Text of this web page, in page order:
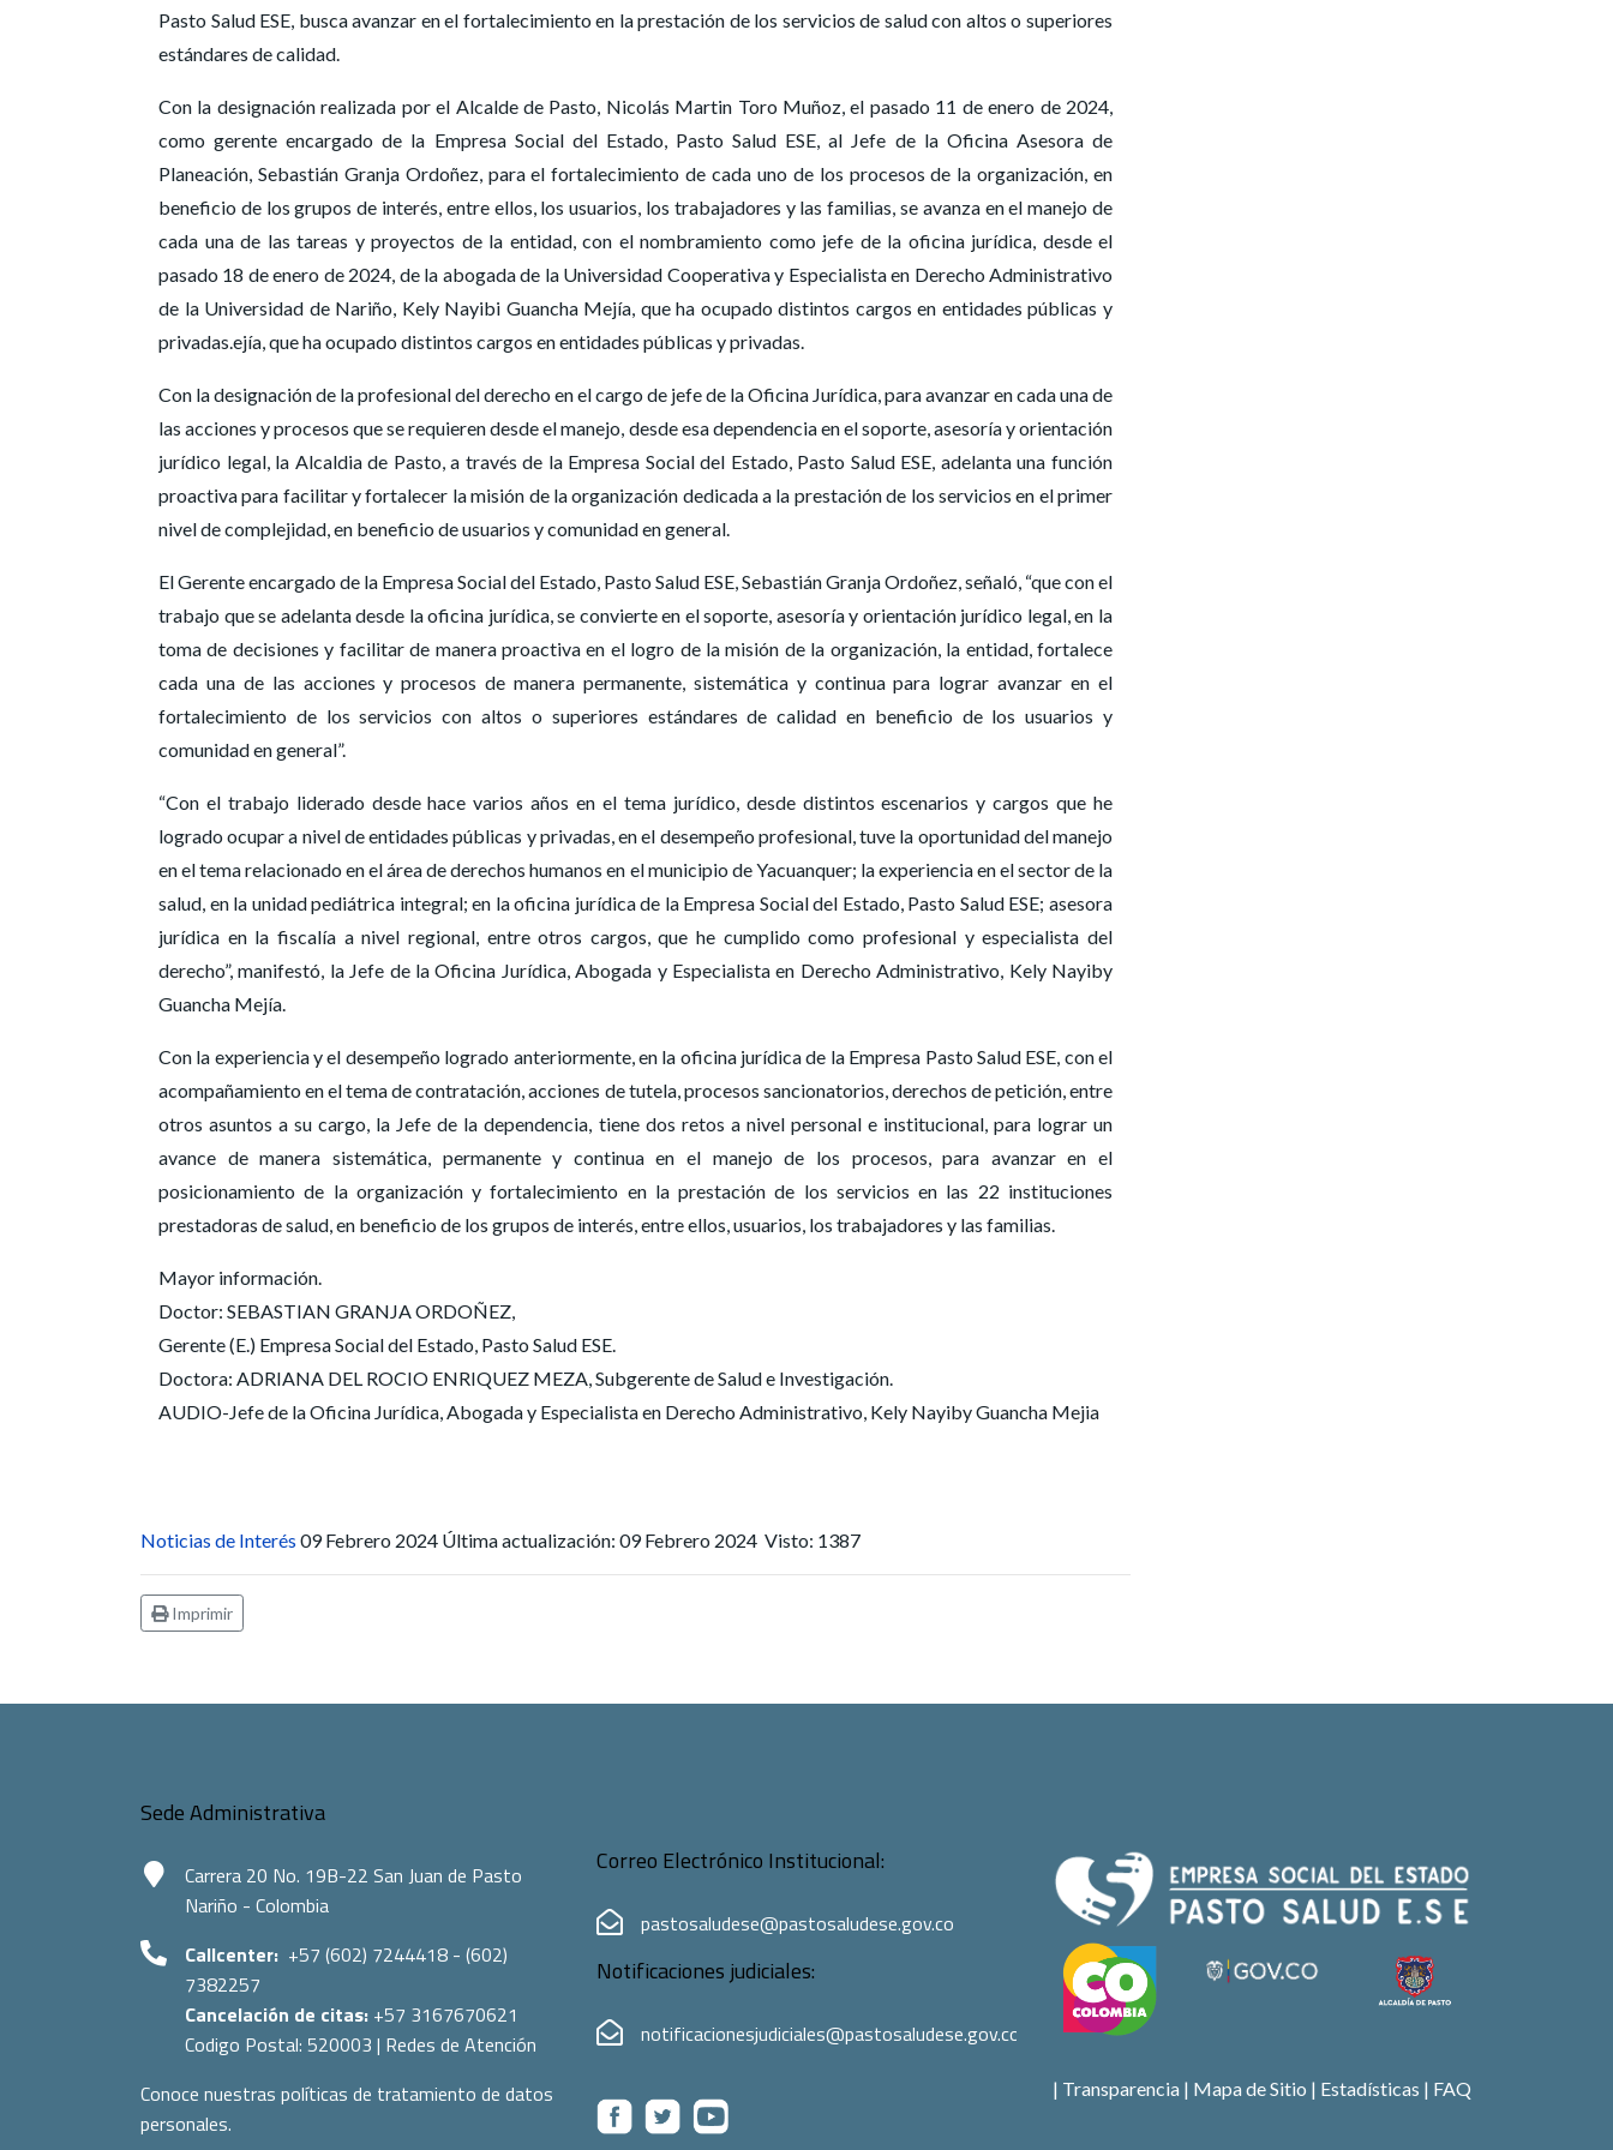
Pasto Salud ESE, busca avanzar en el fortalecimiento en la prestación de los servicios de salud con altos o superiores
estándares de calidad.
Con la designación realizada por el Alcalde de Pasto, Nicolás Martin Toro Muñoz, el pasado 11 de enero de 2024,
como gerente encargado de la Empresa Social del Estado, Pasto Salud ESE, al Jefe de la Oficina Asesora de
Planeación, Sebastián Granja Ordoñez, para el fortalecimiento de cada uno de los procesos de la organización, en
beneficio de los grupos de interés, entre ellos, los usuarios, los trabajadores y las familias, se avanza en el manejo de
cada una de las tareas y proyectos de la entidad, con el nombramiento como jefe de la oficina jurídica, desde el
pasado 18 de enero de 2024, de la abogada de la Universidad Cooperativa y Especialista en Derecho Administrativo
de la Universidad de Nariño, Kely Nayibi Guancha Mejía, que ha ocupado distintos cargos en entidades públicas y
privadas.ejía, que ha ocupado distintos cargos en entidades públicas y privadas.
Con la designación de la profesional del derecho en el cargo de jefe de la Oficina Jurídica, para avanzar en cada una de
las acciones y procesos que se requieren desde el manejo, desde esa dependencia en el soporte, asesoría y orientación
jurídico legal, la Alcaldia de Pasto, a través de la Empresa Social del Estado, Pasto Salud ESE, adelanta una función
proactiva para facilitar y fortalecer la misión de la organización dedicada a la prestación de los servicios en el primer
nivel de complejidad, en beneficio de usuarios y comunidad en general.
El Gerente encargado de la Empresa Social del Estado, Pasto Salud ESE, Sebastián Granja Ordoñez, señaló, “que con el
trabajo que se adelanta desde la oficina jurídica, se convierte en el soporte, asesoría y orientación jurídico legal, en la
toma de decisiones y facilitar de manera proactiva en el logro de la misión de la organización, la entidad, fortalece
cada una de las acciones y procesos de manera permanente, sistemática y continua para lograr avanzar en el
fortalecimiento de los servicios con altos o superiores estándares de calidad en beneficio de los usuarios y
comunidad en general”.
“Con el trabajo liderado desde hace varios años en el tema jurídico, desde distintos escenarios y cargos que he
logrado ocupar a nivel de entidades públicas y privadas, en el desempeño profesional, tuve la oportunidad del manejo
en el tema relacionado en el área de derechos humanos en el municipio de Yacuanquer; la experiencia en el sector de la
salud, en la unidad pediátrica integral; en la oficina jurídica de la Empresa Social del Estado, Pasto Salud ESE; asesora
jurídica en la fiscalía a nivel regional, entre otros cargos, que he cumplido como profesional y especialista del
derecho”, manifestó, la Jefe de la Oficina Jurídica, Abogada y Especialista en Derecho Administrativo, Kely Nayiby
Guancha Mejía.
Con la experiencia y el desempeño logrado anteriormente, en la oficina jurídica de la Empresa Pasto Salud ESE, con el
acompañamiento en el tema de contratación, acciones de tutela, procesos sancionatorios, derechos de petición, entre
otros asuntos a su cargo, la Jefe de la dependencia, tiene dos retos a nivel personal e institucional, para lograr un
avance de manera sistemática, permanente y continua en el manejo de los procesos, para avanzar en el
posicionamiento de la organización y fortalecimiento en la prestación de los servicios en las 22 instituciones
prestadoras de salud, en beneficio de los grupos de interés, entre ellos, usuarios, los trabajadores y las familias.
Mayor información.
Doctor: SEBASTIAN GRANJA ORDOÑEZ,
Gerente (E.) Empresa Social del Estado, Pasto Salud ESE.
Doctora: ADRIANA DEL ROCIO ENRIQUEZ MEZA, Subgerente de Salud e Investigación.
AUDIO-Jefe de la Oficina Jurídica, Abogada y Especialista en Derecho Administrativo, Kely Nayiby Guancha Mejia
Noticias de Interés 09 Febrero 2024 Última actualización: 09 Febrero 2024 Visto: 1387
Imprimir
Sede Administrativa
Carrera 20 No. 19B-22 San Juan de Pasto
Nariño - Colombia
Callcenter: +57 (602) 7244418 - (602)
7382257
Cancelación de citas: +57 3167670621
Codigo Postal: 520003 | Redes de Atención
Conoce nuestras políticas de tratamiento de datos
personales.
Correo Electrónico Institucional:
pastosaludese@pastosaludese.gov.co
Notificaciones judiciales:
notificacionesjudiciales@pastosaludese.gov.co
| Transparencia | Mapa de Sitio | Estadísticas | FAQ